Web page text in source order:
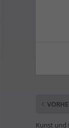
Kunst und